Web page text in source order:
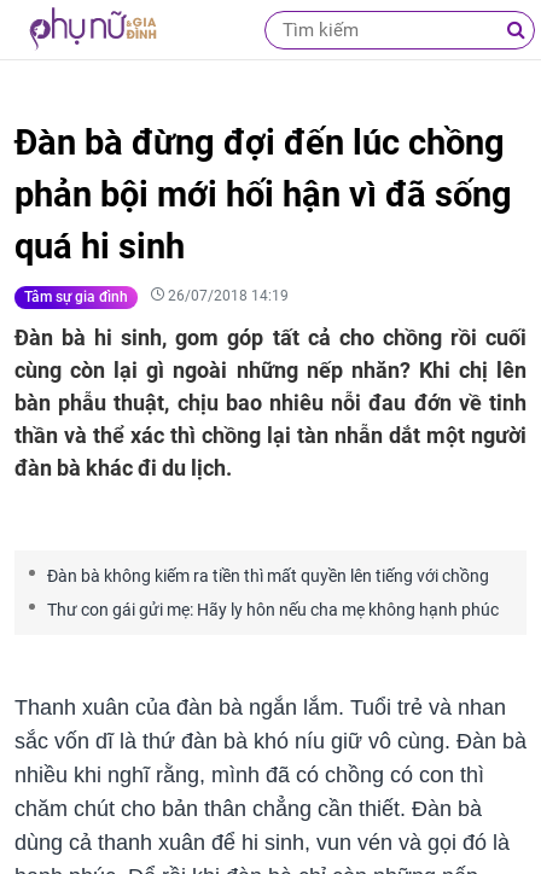
Đàn bà đừng đợi đến lúc chồng
phản bội mới hối hận vì đã sống
quá hi sinh
Tâm sự gia đình 26/07/2018 14:19
Đàn bà hi sinh, gom góp tất cả cho chồng rồi cuối
cùng còn lại gì ngoài những nếp nhăn? Khi chị lên
bàn phẫu thuật, chịu bao nhiêu nỗi đau đớn về tinh
thần và thể xác thì chồng lại tàn nhẫn dắt một người
đàn bà khác đi du lịch.
Đàn bà không kiếm ra tiền thì mất quyền lên tiếng với chồng
Thư con gái gửi mẹ: Hãy ly hôn nếu cha mẹ không hạnh phúc
Thanh xuân của đàn bà ngắn lắm. Tuổi trẻ và nhan
sắc vốn dĩ là thứ đàn bà khó níu giữ vô cùng. Đàn bà
nhiều khi nghĩ rằng, mình đã có chồng có con thì
chăm chút cho bản thân chẳng cần thiết. Đàn bà
dùng cả thanh xuân để hi sinh, vun vén và gọi đó là